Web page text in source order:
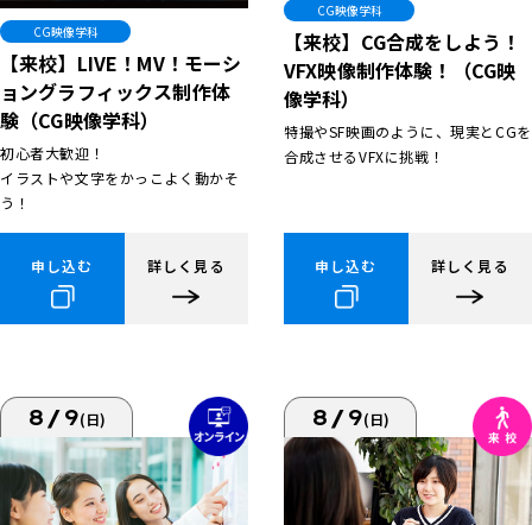
CG映像学科
【来校】LIVE！MV！モーシ
ョングラフィックス制作体
験（CG映像学科）
初心者大歓迎！
イラストや文字をかっこよく動かそ
う！
申し込む 詳しく見る
CG映像学科
【来校】CG合成をしよう！
VFX映像制作体験！（CG映
像学科）
特撮やSF映画のように、現実とCGを
合成させるVFXに挑戦！
申し込む 詳しく見る
8/9(日) 8/9(日)